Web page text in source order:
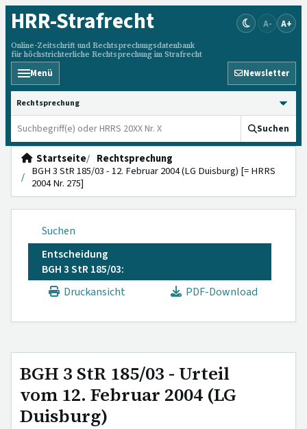
HRR-Strafrecht
Online-Zeitschrift und Rechtsprechungsdatenbank
für höchstrichterliche Rechtsprechung im Strafrecht
A- A+
Menü Newsletter
HRRS durchsuchen
Suchen
Startseite
Rechtsprechung
BGH 3 StR 185/03 - 12. Februar 2004 (LG Duisburg) [= HRRS
2004 Nr. 275]
Suchen
Entscheidung
BGH 3 StR 185/03:
Druckansicht
PDF-Download
BGH 3 StR 185/03 - Urteil
vom 12. Februar 2004 (LG
Duisburg)